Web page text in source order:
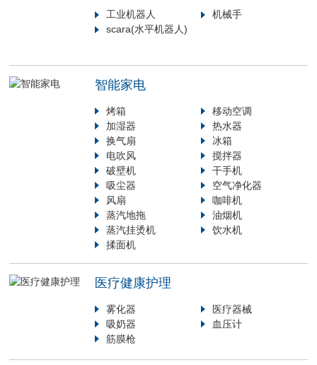
工业机器人
机械手
scara(水平机器人)
智能家电
烤箱
移动空调
加湿器
热水器
换气扇
冰箱
电吹风
搅拌器
破壁机
干手机
吸尘器
空气净化器
风扇
咖啡机
蒸汽地拖
油烟机
蒸汽挂烫机
饮水机
揉面机
医疗健康护理
雾化器
医疗器械
吸奶器
血压计
筋膜枪